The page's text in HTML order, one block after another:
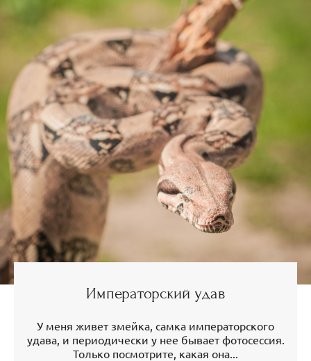
Императорский удав
У меня живет змейка, самка императорского
удава, и периодически у нее бывает фотосессия.
Только посмотрите, какая она...